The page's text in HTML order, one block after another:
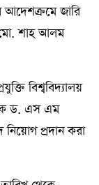
আদেশক্রমে জারি
মো. শাহ আলম
বিশ্ববিদ্যালয়
ড. এস এম
নিয়োগ প্রদান করা